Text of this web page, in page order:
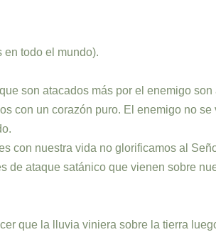
todo el mundo).
son atacados más por el enemigo
con un corazón puro. El enemigo no se
con nuestra vida no glorificamos al
de ataque satánico que vienen sobre
que la lluvia viniera sobre la tierra